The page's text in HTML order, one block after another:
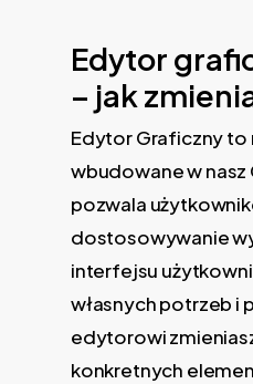
Edytor
– jak
Edytor Graficzny to
wbudowane w nasz
pozwala
dostosowywanie
interfejsu
własnych potrzeb i
edytorowi
konkretnych